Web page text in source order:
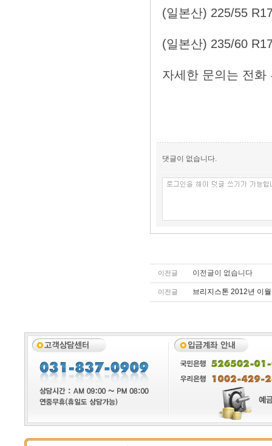
(일본산) 225/55
(일본산) 235/60
자세한 문의는 전화
댓글이 없습니다.
이전글 이전글이 없습니다
이전글 브리지스톤 2012년 이